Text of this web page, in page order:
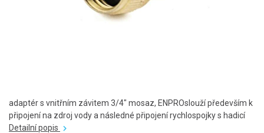
adaptér s vnitřním závitem 3/4" mosaz, ENPROslouží především k
připojení na zdroj vody a následné připojení rychlospojky s hadicí
Detailní popis